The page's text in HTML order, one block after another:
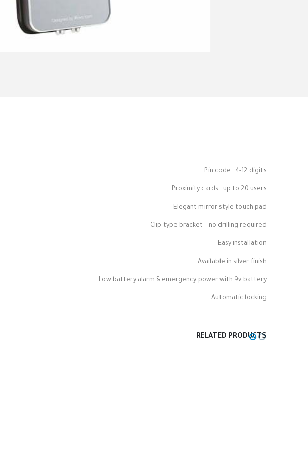
Pin code : 4-12 digits
Proximity cards : up to 20 users
Elegant mirror style touch pad
Clip type bracket – no drilling required
Easy installation
Available in silver finish
Low battery alarm & emergency power with 9v battery
Automatic locking
RELATED PRODUCTS